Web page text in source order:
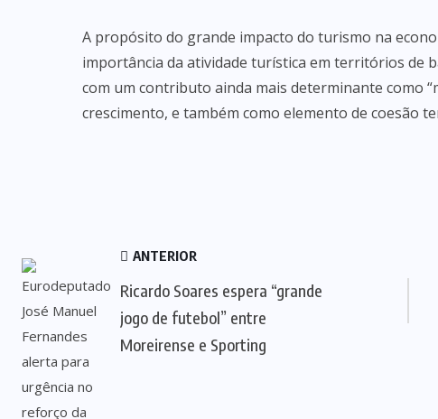
A propósito do grande impacto do turismo na
importância da atividade turística em territórios de
com um contributo ainda mais determinante como
crescimento, e também como elemento de coesão
ANTERIOR
Ricardo Soares espera “grande
jogo de futebol” entre
Moreirense e Sporting